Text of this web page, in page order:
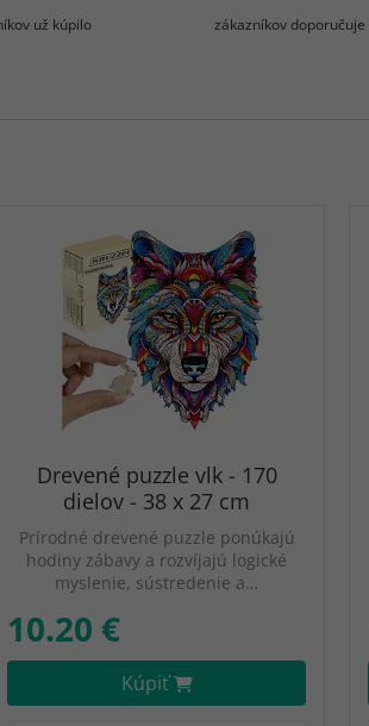
už kúpilo zákazníkov doporučuje
Drevené puzzle vlk - 170
dielov - 38 x 27 cm
Prírodné drevené puzzle ponúkajú
hodiny zábavy a rozvíjajú logické
myslenie, sústredenie a…
10.20 €
Kúpiť